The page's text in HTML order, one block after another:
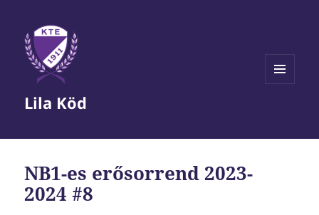
Lila Köd
NB1-es erősorrend 2023-
2024 #8